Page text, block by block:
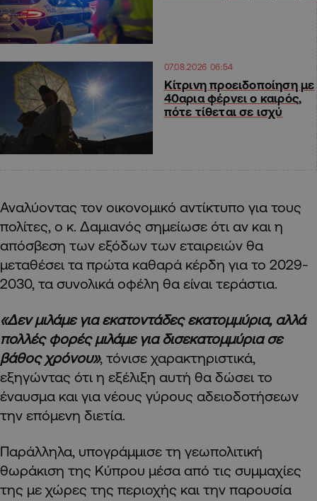
07.08.2026 06:54
Κίτρινη προειδοποίηση με
40αρια φέρνει ο καιρός,
πότε τίθεται σε ισχύ
Αναλύοντας τον οικονομικό αντίκτυπο για τους
πολίτες, ο κ. Δαμιανός σημείωσε ότι αν και η
απόσβεση των εξόδων των εταιρειών θα
μεταθέσει τα πρώτα καθαρά κέρδη για το 2029-
2030, τα συνολικά οφέλη θα είναι τεράστια.
«Δεν μιλάμε για εκατοντάδες εκατομμύρια, αλλά
πολλές φορές μιλάμε για δισεκατομμύρια σε
βάθος χρόνου», τόνισε χαρακτηριστικά,
εξηγώντας ότι η εξέλιξη αυτή θα δώσει το
έναυσμα και για νέους γύρους αδειοδοτήσεων
την επόμενη διετία.
Παράλληλα, υπογράμμισε τη γεωπολιτική
θωράκιση της Κύπρου μέσα από τις συμμαχίες
της με χώρες της περιοχής και την παρουσία